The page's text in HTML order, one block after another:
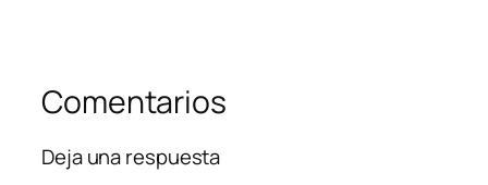
Comentarios
Deja una respuesta